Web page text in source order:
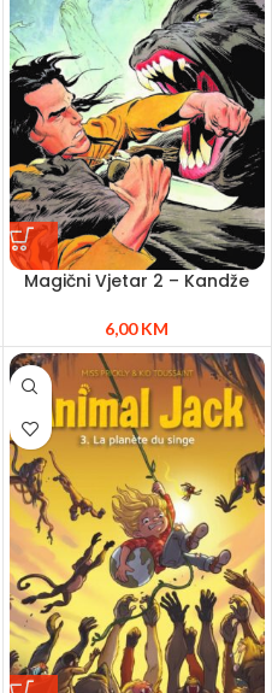
Magični Vjetar 2 – Kandže
6,00KM